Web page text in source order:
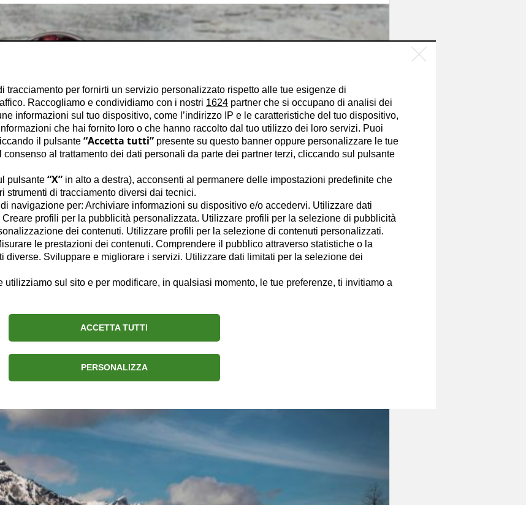
per l'Ariete e per l'Acquario
tracciamento per fornirti un servizio personalizzato rispetto alle tue esigenze di
Raccogliamo e condividiamo con i nostri 1624 partner che si occupano di analisi dei
informazioni sul tuo dispositivo, come l’indirizzo IP e le caratteristiche del tuo dispositivo,
che hai fornito loro o che hanno raccolto dal tuo utilizzo dei loro servizi. Puoi
il pulsante “Accetta tutti” presente su questo banner oppure personalizzare le tue
al trattamento dei dati personali da parte dei partner terzi, cliccando sul pulsante
pulsante “X” in alto a destra), acconsenti al permanere delle impostazioni predefinite che
strumenti di tracciamento diversi dai tecnici.
navigazione per: Archiviare informazioni su dispositivo e/o accedervi. Utilizzare dati
profili per la pubblicità personalizzata. Utilizzare profili per la selezione di pubblicità
dei contenuti. Utilizzare profili per la selezione di contenuti personalizzati.
le prestazioni dei contenuti. Comprendere il pubblico attraverso statistiche o la
diverse. Sviluppare e migliorare i servizi. Utilizzare dati limitati per la selezione dei
sul sito e per modificare, in qualsiasi momento, le tue preferenze, ti invitiamo a
ACCETTA TUTTI
PERSONALIZZA